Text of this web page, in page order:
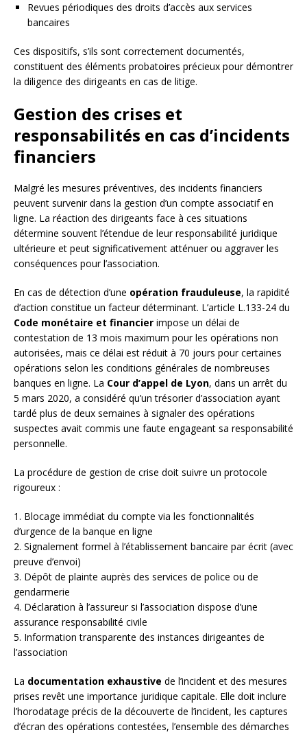
Revues périodiques des droits d’accès aux services
bancaires
Ces dispositifs, s’ils sont correctement documentés,
constituent des éléments probatoires précieux pour démontrer
la diligence des dirigeants en cas de litige.
Gestion des crises et
responsabilités en cas d’incidents
financiers
Malgré les mesures préventives, des incidents financiers
peuvent survenir dans la gestion d’un compte associatif en
ligne. La réaction des dirigeants face à ces situations
détermine souvent l’étendue de leur responsabilité juridique
ultérieure et peut significativement atténuer ou aggraver les
conséquences pour l’association.
En cas de détection d’une opération frauduleuse, la rapidité
d’action constitue un facteur déterminant. L’article L.133-24 du
Code monétaire et financier impose un délai de
contestation de 13 mois maximum pour les opérations non
autorisées, mais ce délai est réduit à 70 jours pour certaines
opérations selon les conditions générales de nombreuses
banques en ligne. La Cour d’appel de Lyon, dans un arrêt du
5 mars 2020, a considéré qu’un trésorier d’association ayant
tardé plus de deux semaines à signaler des opérations
suspectes avait commis une faute engageant sa responsabilité
personnelle.
La procédure de gestion de crise doit suivre un protocole
rigoureux :
1. Blocage immédiat du compte via les fonctionnalités
d’urgence de la banque en ligne
2. Signalement formel à l’établissement bancaire par écrit (avec
preuve d’envoi)
3. Dépôt de plainte auprès des services de police ou de
gendarmerie
4. Déclaration à l’assureur si l’association dispose d’une
assurance responsabilité civile
5. Information transparente des instances dirigeantes de
l’association
La documentation exhaustive de l’incident et des mesures
prises revêt une importance juridique capitale. Elle doit inclure
l’horodatage précis de la découverte de l’incident, les captures
d’écran des opérations contestées, l’ensemble des démarches